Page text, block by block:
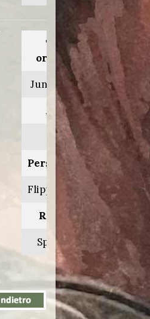
Titolo
originale:
Jungle fever
Anno:
1991
Personaggio:
Flipper Purify
Regia di:
Spike Lee